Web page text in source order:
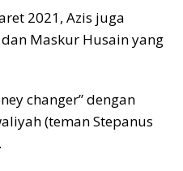
2021, Azis juga
Maskur Husain yang
changer” dengan
(teman Stepanus